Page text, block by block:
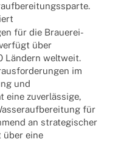
für die Brau­e­­rei-
über
Ländern welt­weit.
im
und
eine zuver­läs­sige,
für
an stra­te­gi­scher
über eine